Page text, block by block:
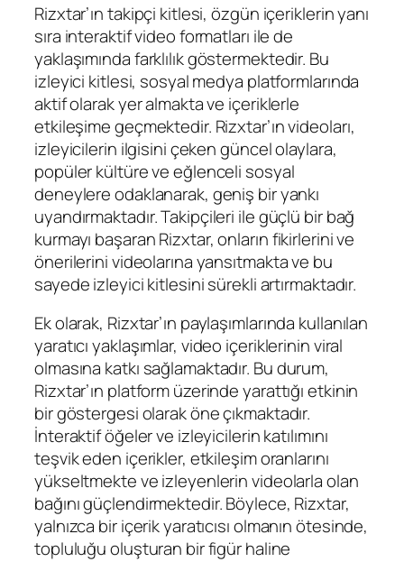
Rizxtar’ın takipçi kitlesi, özgün içeriklerin yanı
sıra interaktif video formatları ile de
yaklaşımında farklılık göstermektedir. Bu
izleyici kitlesi, sosyal medya platformlarında
aktif olarak yer almakta ve içeriklerle
etkileşime geçmektedir. Rizxtar’ın videoları,
izleyicilerin ilgisini çeken güncel olaylara,
popüler kültüre ve eğlenceli sosyal
deneylere odaklanarak, geniş bir yankı
uyandırmaktadır. Takipçileri ile güçlü bir bağ
kurmayı başaran Rizxtar, onların fikirlerini ve
önerilerini videolarına yansıtmakta ve bu
sayede izleyici kitlesini sürekli artırmaktadır.
Ek olarak, Rizxtar’ın paylaşımlarında kullanılan
yaratıcı yaklaşımlar, video içeriklerinin viral
olmasına katkı sağlamaktadır. Bu durum,
Rizxtar’ın platform üzerinde yarattığı etkinin
bir göstergesi olarak öne çıkmaktadır.
İnteraktif öğeler ve izleyicilerin katılımını
teşvik eden içerikler, etkileşim oranlarını
yükseltmekte ve izleyenlerin videolarla olan
bağını güçlendirmektedir. Böylece, Rizxtar,
yalnızca bir içerik yaratıcısı olmanın ötesinde,
topluluğu oluşturan bir figür haline